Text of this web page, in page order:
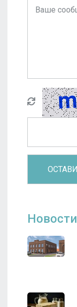
Новости